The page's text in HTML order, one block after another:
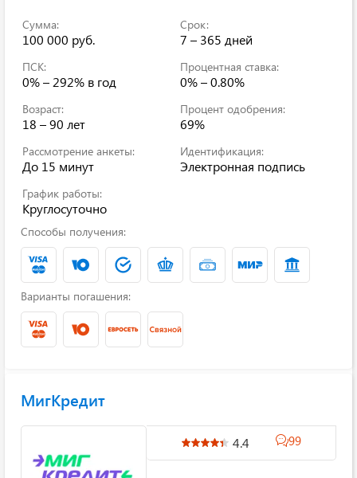
Сумма:
100 000 руб.
Срок:
7 – 365 дней
ПСК:
0% – 292% в год
Процентная ставка:
0% – 0.80%
Возраст:
18 – 90 лет
Процент одобрения:
69%
Рассмотрение анкеты:
До 15 минут
Идентификация:
Электронная подпись
График работы:
Круглосуточно
Способы получения:
Варианты погашения:
МигКредит
4.4 99